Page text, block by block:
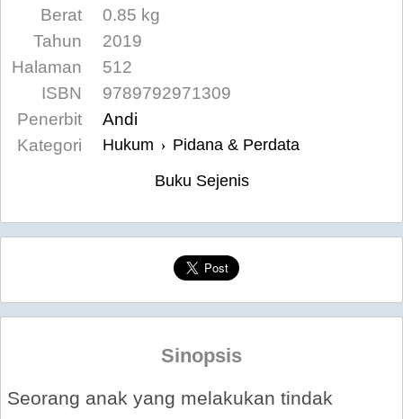
Berat
0.85 kg
Tahun
2019
Halaman
512
ISBN
9789792971309
Penerbit
Andi
Kategori
Hukum › Pidana & Perdata
Buku Sejenis
Sinopsis
Seorang anak yang melakukan tindak